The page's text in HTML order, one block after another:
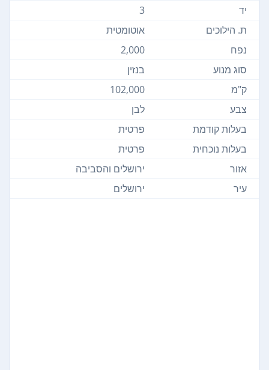
יד
3
ת. הילוכים
אוטומטית
נפח
2,000
סוג מנוע
בנזין
ק"מ
102,000
צבע
לבן
בעלות קודמת
פרטית
בעלות נוכחית
פרטית
אזור
ירושלים והסביבה
עיר
ירושלים